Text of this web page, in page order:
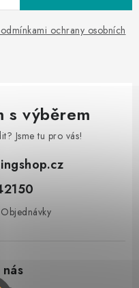
ochrany osobních
s výběrem
Jsme tu pro vás!